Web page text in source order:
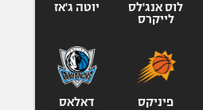
אומנויות לחימה
לוס אנג'לס
לייקרס
יוטה ג'אז
פיניקס
דאלאס